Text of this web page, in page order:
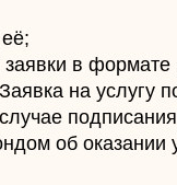
в
на услугу
об оказании